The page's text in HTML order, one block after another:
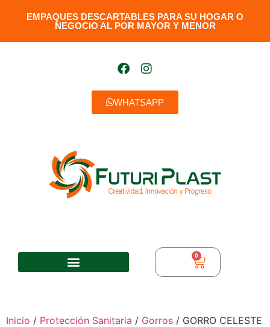
EMPAQUES DESCARTABLES PARA SU HOGAR O
NEGOCIO AL POR MAYOR Y MENOR​
WHATSAPP
0
Inicio / Protección Sanitaria / Gorros / GORRO CELESTE